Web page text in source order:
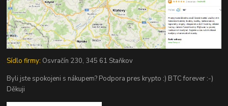
Sídlo firmy: Osvračín 230, 345 61 Staňkov
Byli jste spokojeni s nákupem? Podpora pres krypto :) BTC forever :-)
Děkuji